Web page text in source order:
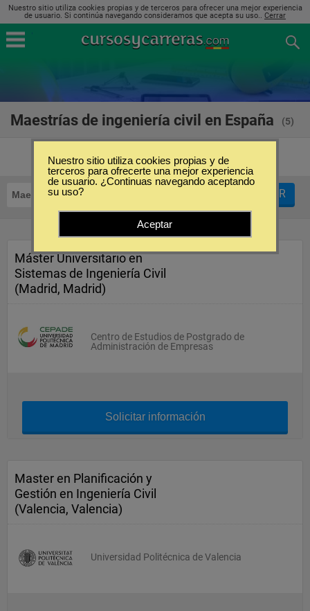
Nuestro sitio utiliza cookies propias y de terceros para ofrecer una mejor experiencia
de usuario. Si continúa navegando consideramos que acepta su uso.. Cerrar
Maestrías de ingeniería civil en España (5)
Maestrías FILTRAR
Máster Universitario en
Sistemas de Ingeniería Civil
(Madrid, Madrid)
Centro de Estudios de Postgrado de
Administración de Empresas
Solicitar información
Master en Planificación y
Gestión en Ingeniería Civil
(Valencia, Valencia)
Universidad Politécnica de Valencia
Nuestro sitio utiliza cookies propias y de
terceros para ofrecerte una mejor experiencia
de usuario. ¿Continuas navegando aceptando
su uso?
Aceptar